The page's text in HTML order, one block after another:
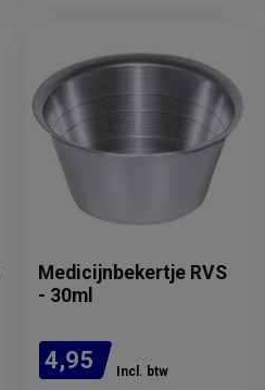
Medicijnbekertje RVS
- 30ml
4,95 Incl. btw